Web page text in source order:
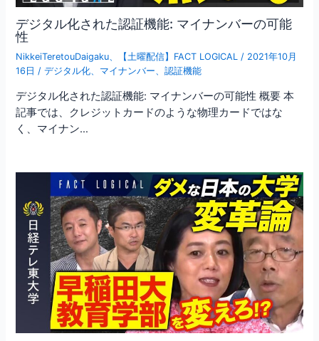
デジタル化された認証機能: マイナンバーの可能
性
NikkeiTeretouDaigaku 【土曜配信】FACT LOGICAL / 2021年10月
16日 /デジタル化 マイナンバー 、認証機能
デジタル化された認証機能: マイナンバーの可能性 概要 本
記事では、クレジットカードのような物理カードではな
く、マイナン…